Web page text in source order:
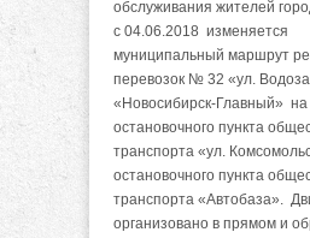
обслуживания жителей
с 04.06.2018 изменяется
муниципальный маршрут
перевозок № 32 «ул.
«Новосибирск-Главный» на
остановочного пункта
транспорта «ул.
остановочного пункта
транспорта «Автобаза».
организовано в прямом и